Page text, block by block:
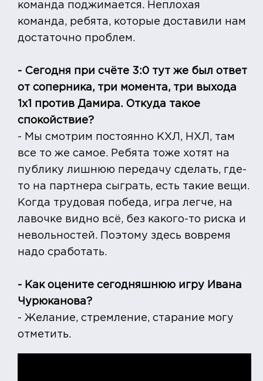
команда поджимается. Неплохая
команда, ребята, которые доставили нам
достаточно проблем.
- Сегодня при счёте 3:0 тут же был ответ
от соперника, три момента, три выхода
1х1 против Дамира. Откуда такое
спокойствие?
- Мы смотрим постоянно КХЛ, НХЛ, там
все то же самое. Ребята тоже хотят на
публику лишнюю передачу сделать, где-
то на партнера сыграть, есть такие вещи.
Когда трудовая победа, игра легче, на
лавочке видно всё, без какого-то риска и
невольностей. Поэтому здесь вовремя
надо сработать.
- Как оцените сегодняшнюю игру Ивана
Чурюканова?
- Желание, стремление, старание могу
отметить.